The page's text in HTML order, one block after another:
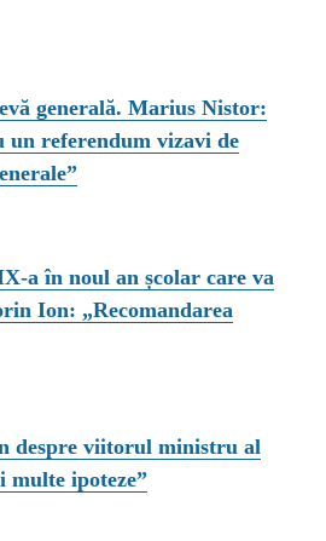
generală. Marius Nistor:
un referendum vizavi de
a în noul an școlar care va
Ion: „Recomandarea
despre viitorul ministru al
multe ipoteze”